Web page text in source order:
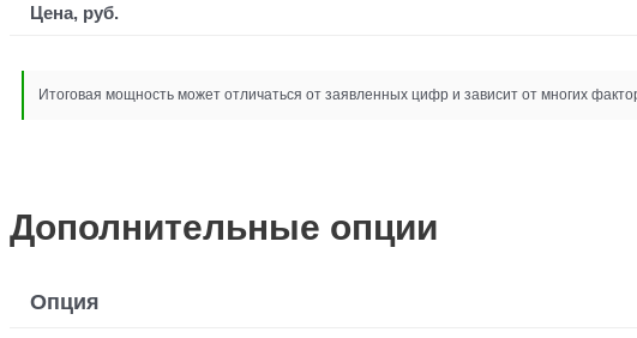
Цена, руб.
Итоговая мощность может отличаться от заявленных цифр и зависит от многих
Дополнительные опции
Опция